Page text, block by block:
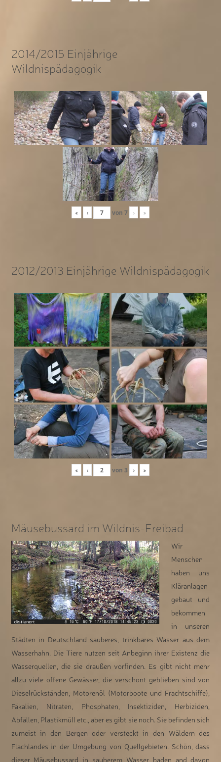
2014/2015 Einjährige
Wildnispädagogik
« ‹ von 7 › »
2012/2013 Einjährige Wildnispädagogik
« ‹ von 3 › »
Mäusebussard im Wildnis-Freibad
Wir
Menschen
haben uns
Kläranlagen
gebaut und
bekommen
in unseren
Städten in Deutschland sauberes, trinkbares Wasser aus dem
Wasserhahn. Die Tiere nutzen seit Anbeginn ihrer Existenz die
Wasserquellen, die sie draußen vorfinden. Es gibt nicht mehr
allzu viele offene Gewässer, die verschont geblieben sind von
Dieselrückständen, Motorenöl (Motorboote und Frachtschiffe),
Fäkalien, Nitraten, Phosphaten, Insektiziden, Herbiziden,
Abfällen, Plastikmüll etc., aber es gibt sie noch. Sie befinden sich
zumeist in den Bergen oder versteckt in den Wäldern des
Flachlandes in der Umgebung von Quellgebieten. Schön, dass
dieser Mäusebussard in sauberem Wasser baden and davon